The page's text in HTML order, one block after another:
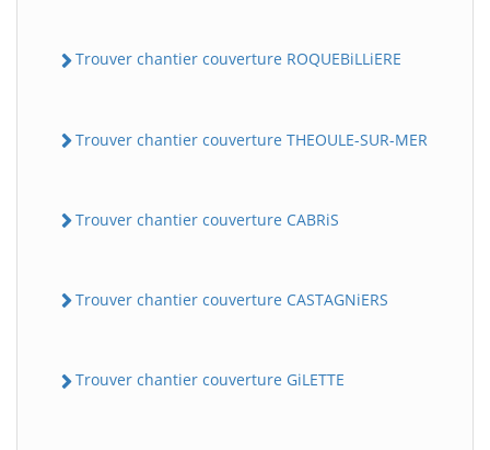
Trouver chantier couverture ROQUEBiLLiERE
Trouver chantier couverture THEOULE-SUR-MER
Trouver chantier couverture CABRiS
Trouver chantier couverture CASTAGNiERS
Trouver chantier couverture GiLETTE